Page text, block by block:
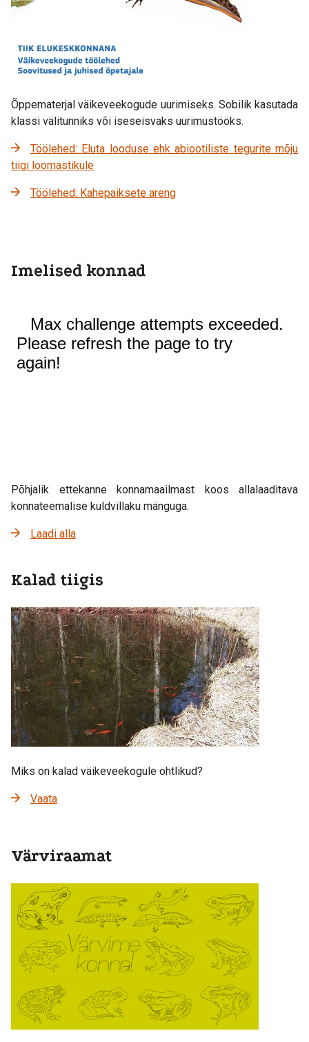
Õppematerjal väikeveekogude uurimiseks. Sobilik kasutada
klassi välitunniks või iseseisvaks uurimustööks.
Töölehed: Eluta looduse ehk abiootiliste tegurite mõju
tiigi loomastikule
Töölehed: Kahepaiksete areng
Imelised konnad
Põhjalik ettekanne konnamaailmast koos allalaaditava
konnateemalise kuldvillaku mänguga.
Laadi alla
Kalad tiigis
Miks on kalad väikeveekogule ohtlikud?
Vaata
Värviraamat